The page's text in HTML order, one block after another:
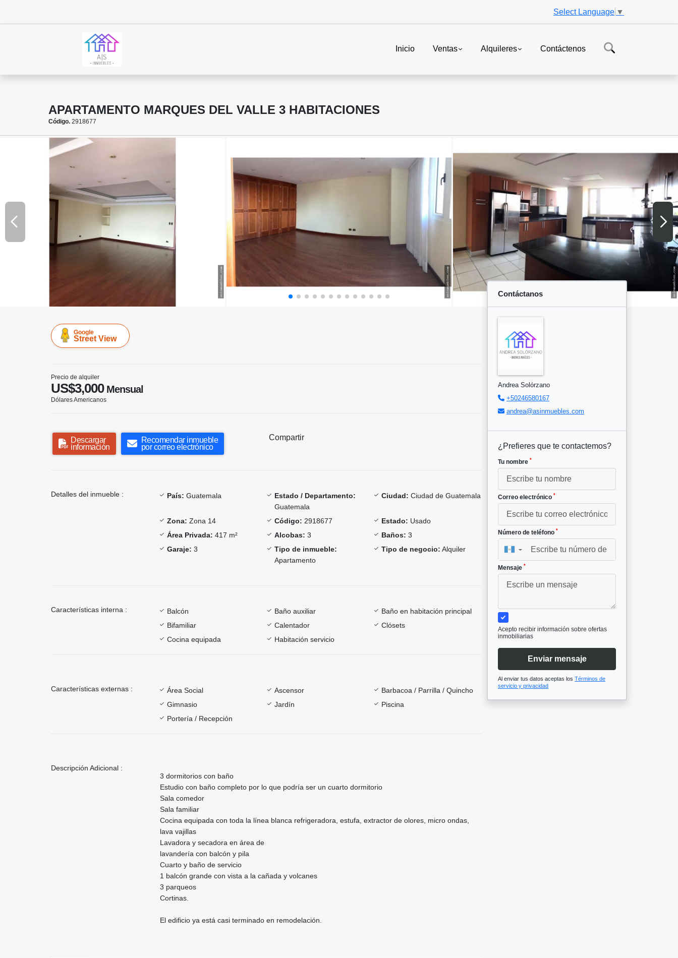
Select Language ▼
Inicio Ventas Alquileres Contáctenos
APARTAMENTO MARQUES DEL VALLE 3 HABITACIONES
Código. 2918677
Google
Street View
Precio de alquiler
US$3,000Mensual
Dólares Americanos
Descargar
información
Recomendar inmueble
por correo electrónico
Compartir
Detalles del inmueble : País: Guatemala
Estado / Departamento:
Guatemala
Ciudad: Ciudad de Guatemala
Zona: Zona 14 Código: 2918677 Estado: Usado
Área Privada: 417 m² Alcobas: 3 Baños: 3
Garaje: 3
Tipo de inmueble:
Apartamento
Tipo de negocio: Alquiler
Características interna : Balcón Baño auxiliar
Baño en habitación principal
Bifamiliar
Calentador
Clósets
Cocina equipada
Habitación servicio
Características externas : Área Social Ascensor
Barbacoa / Parrilla / Quincho
Gimnasio
Jardín
Piscina
Portería / Recepción
Descripción Adicional :
3 dormitorios con baño
Estudio con baño completo por lo que podría ser un cuarto dormitorio
Sala comedor
Sala familiar
Cocina equipada con toda la línea blanca refrigeradora, estufa, extractor de olores, micro ondas,
lava vajillas
Lavadora y secadora en área de
lavandería con balcón y pila
Cuarto y baño de servicio
1 balcón grande con vista a la cañada y volcanes
3 parqueos
Cortinas.
El edificio ya está casi terminado en remodelación.
Contáctanos
Andrea Solórzano
+50246580167
andrea@asinmuebles.com
¿Prefieres que te contactemos?
Tu nombre *
Correo electrónico *
Número de teléfono *
▼
Mensaje *
Acepto recibir información sobre ofertas
inmobiliarias
Enviar mensaje
Al enviar tus datos aceptas los Términos de
servicio y privacidad